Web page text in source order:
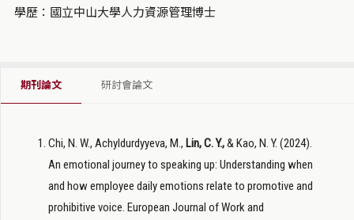
學歷：國立中山大學人力資源管理博士
期刊論文 研討會論文
Chi, N. W., Achyldurdyyeva, M., Lin, C. Y.,& Kao, N. Y. (2024).
An emotional journey to speaking up: Understanding when
and how employee daily emotions relate to promotive and
prohibitive voice. European Journal of Work and